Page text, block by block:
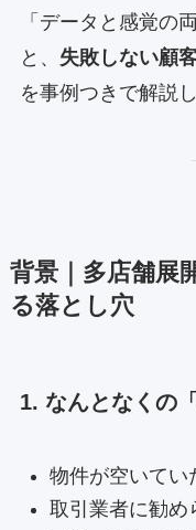
「データと感覚の
と、 失敗しない顧
を事例つきで解説し
背景｜多店舗展
る落とし穴
1. なんとなくの
物件が空いてい
取引業者に勧め